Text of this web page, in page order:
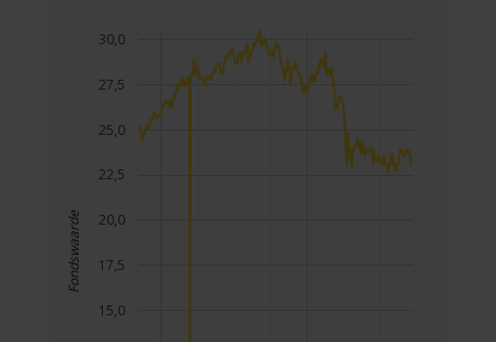
15,0
17,5
20,0
22,5
25,0
27,5
30,0
Fondswaarde